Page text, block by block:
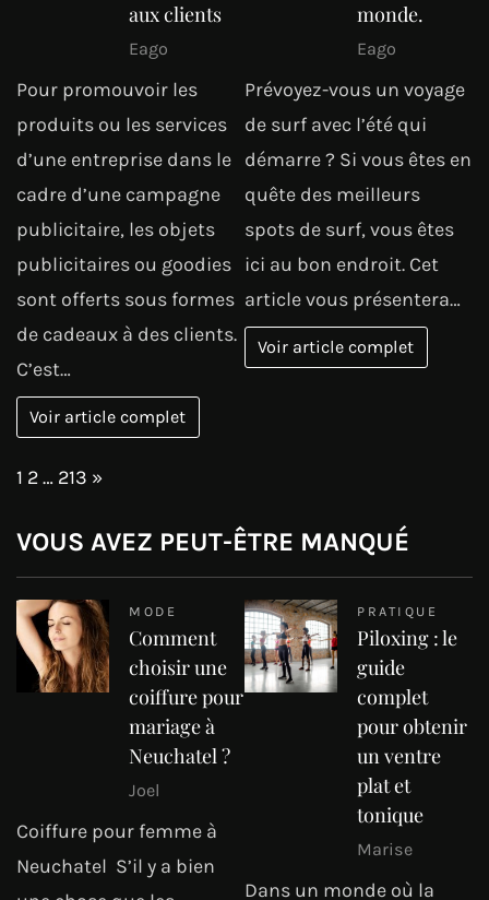
aux clients
Eago
Pour promouvoir les
produits ou les services
d’une entreprise dans le
cadre d’une campagne
publicitaire, les objets
publicitaires ou goodies
sont offerts sous formes
de cadeaux à des clients.
C’est…
Voir article complet
monde.
Eago
Prévoyez-vous un voyage
de surf avec l’été qui
démarre ? Si vous êtes en
quête des meilleurs
spots de surf, vous êtes
ici au bon endroit. Cet
article vous présentera…
Voir article complet
Page:
1 2… 213 Next
»
VOUS AVEZ PEUT-ÊTRE MANQUÉ
MODE
Comment
choisir une
coiffure pour
mariage à
Neuchatel ?
Joel
Coiffure pour femme à
Neuchatel S’il y a bien
PRATIQUE
Piloxing : le
guide
complet
pour obtenir
un ventre
plat et
tonique
Marise
Dans un monde où la